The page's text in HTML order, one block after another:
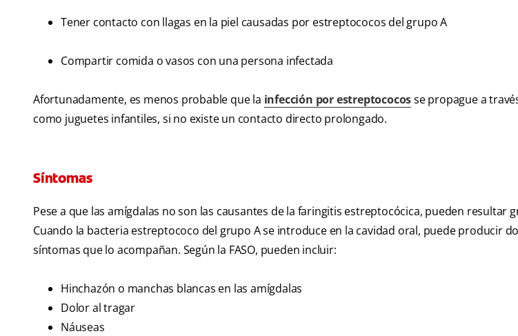
Tener contacto con llagas en la piel causadas por estreptococos del grupo A
Compartir comida o vasos con una persona infectada
Afortunadamente, es menos probable que la infección por estreptococosse propague a
como juguetes infantiles, si no existe un contacto directo prolongado.
Síntomas
Pese a que las amígdalas no son las causantes de la faringitis estreptocócica, pueden resultar
Cuando la bacteria estreptococo del grupo A se introduce en la cavidad oral, puede producir
síntomas que lo acompañan. Según la FASO, pueden incluir:
Hinchazón o manchas blancas en las amígdalas
Dolor al tragar
Náuseas